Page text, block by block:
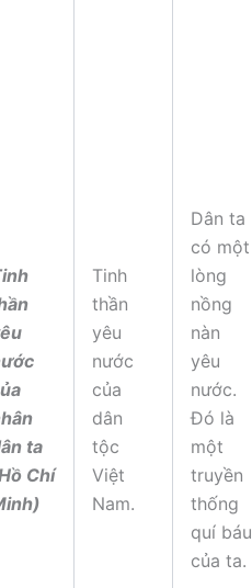
ta
Chí
Tinh
thần
yêu
nước
của
dân
tộc
Việt
Nam.
Dân ta
có một
lòng
nồng
nàn
yêu
nước.
Đó là
một
truyền
thống
quí báu
của ta.